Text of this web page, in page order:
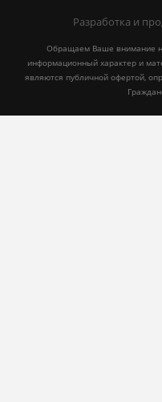
Разработка и
Обращаем Ваше внимание
информационный характер и
являются публичной офертой,